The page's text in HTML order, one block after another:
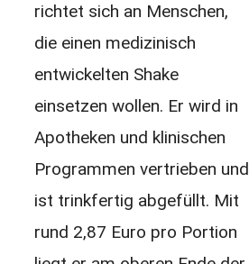
richtet sich an Menschen,
die einen medizinisch
entwickelten Shake
einsetzen wollen. Er wird in
Apotheken und klinischen
Programmen vertrieben und
ist trinkfertig abgefüllt. Mit
rund 2,87 Euro pro Portion